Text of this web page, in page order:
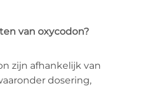
van oxycodon?
zijn afhankelijk van
dosering,